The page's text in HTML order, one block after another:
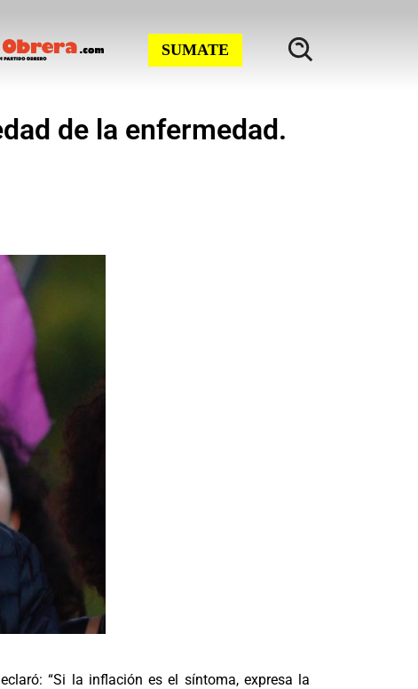
SUMATE
de la enfermedad.
“Si la inflación es el síntoma, expresa la